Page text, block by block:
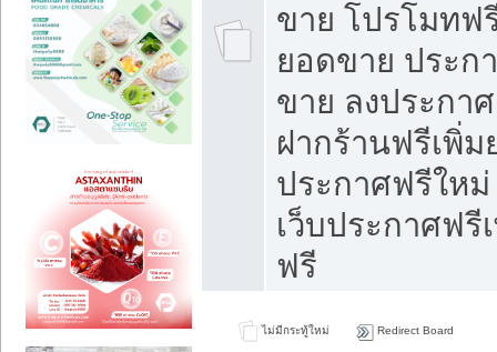
ขาย โปรโมทฟ
ยอดขาย ประก
ขาย ลงประกา
ฝากร้านฟรีเพิ่ม
ประกาศฟรีให
เว็บประกาศฟรี
ฟรี
ไม่มีกระทู้ใหม่ Redirect Board